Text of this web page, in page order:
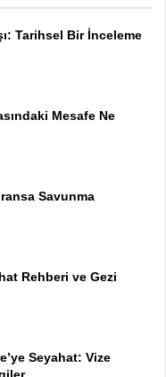
Tarihsel Bir İnceleme
Mesafe Ne
Savunma
Rehberi ve Gezi
Seyahat: Vize